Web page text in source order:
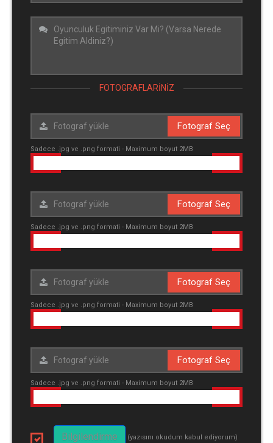
FOTOGRAFLARINIZ
Fotograf Seç
Sadece .jpg ve .png formati - Maximum boyut 2MB
Fotograf Seç
Sadece .jpg ve .png formati - Maximum boyut 2MB
Fotograf Seç
Sadece .jpg ve .png formati - Maximum boyut 2MB
Fotograf Seç
Sadece .jpg ve .png formati - Maximum boyut 2MB
Bilgilendirme (yazısını okudum kabul ediyorum)